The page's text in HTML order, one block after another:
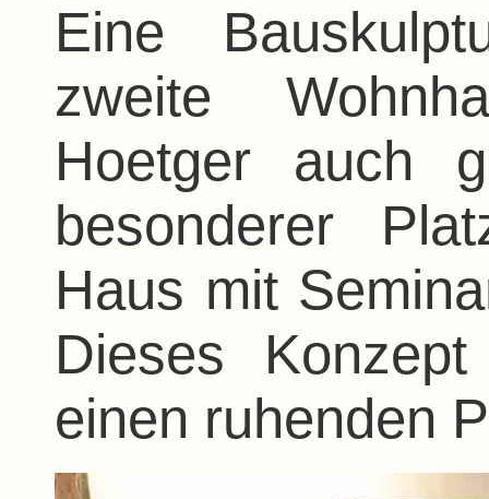
Eine
zweite
Hoetger auch
besonderer
Haus mit
Dieses
einen ruhenden